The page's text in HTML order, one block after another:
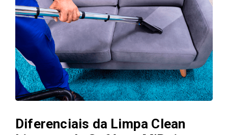
Diferenciais da Limpa Clean